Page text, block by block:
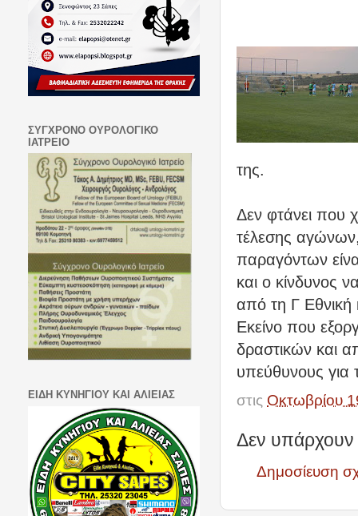
της.
Δεν φτάνει που
τέλεσης
παραγόντων
και ο κίνδυνος
από τη Γ Εθνική
Εκείνο που
δραστικών και
υπεύθυνους
στις Οκτωβρίου
Δεν υπάρχουν
Δημοσίευση
ΣΥΓΧΡΟΝΟ ΟΥΡΟΛΟΓΙΚΟ
ΙΑΤΡΕΙΟ
ΕΙΔΗ ΚΥΝΗΓΙΟΥ ΚΑΙ ΑΛΙΕΙΑΣ